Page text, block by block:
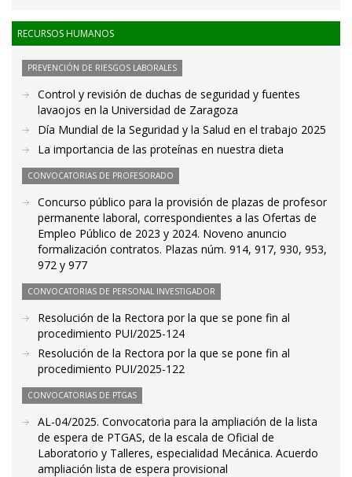
RECURSOS HUMANOS
PREVENCIÓN DE RIESGOS LABORALES
Control y revisión de duchas de seguridad y fuentes
lavaojos en la Universidad de Zaragoza
Día Mundial de la Seguridad y la Salud en el trabajo 2025
La importancia de las proteínas en nuestra dieta
CONVOCATORIAS DE PROFESORADO
Concurso público para la provisión de plazas de profesor
permanente laboral, correspondientes a las Ofertas de
Empleo Público de 2023 y 2024. Noveno anuncio
formalización contratos. Plazas núm. 914, 917, 930, 953,
972 y 977
CONVOCATORIAS DE PERSONAL INVESTIGADOR
Resolución de la Rectora por la que se pone fin al
procedimiento PUI/2025-124
Resolución de la Rectora por la que se pone fin al
procedimiento PUI/2025-122
CONVOCATORIAS DE PTGAS
AL-04/2025. Convocatoria para la ampliación de la lista
de espera de PTGAS, de la escala de Oficial de
Laboratorio y Talleres, especialidad Mecánica. Acuerdo
ampliación lista de espera provisional